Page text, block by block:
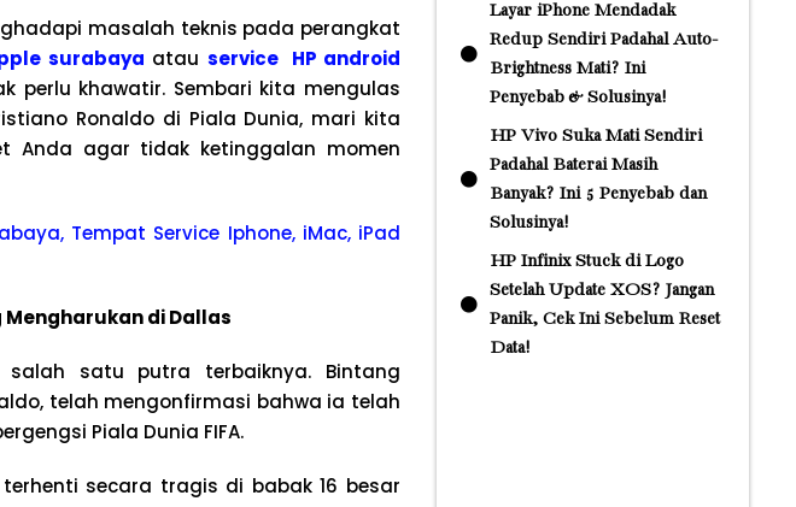
masalah teknis pada perangkat
surabaya atau service HP android
perlu khawatir. Sembari kita mengulas
Ronaldo di Piala Dunia, mari kita
Anda agar tidak ketinggalan momen
Tempat Service Iphone, iMac, iPad
Mengharukan di Dallas
satu putra terbaiknya. Bintang
telah mengonfirmasi bahwa ia telah
Piala Dunia FIFA.
secara tragis di babak 16 besar
Layar iPhone Mendadak
Redup Sendiri Padahal Auto-
Brightness Mati? Ini
Penyebab & Solusinya!
HP Vivo Suka Mati Sendiri
Padahal Baterai Masih
Banyak? Ini 5 Penyebab dan
Solusinya!
HP Infinix Stuck di Logo
Setelah Update XOS? Jangan
Panik, Cek Ini Sebelum Reset
Data!